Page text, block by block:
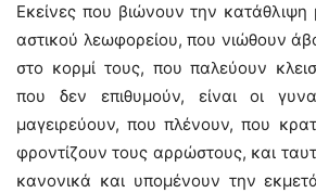
Εκείνες που βιώνουν την
αστικού λεωφορείου, που νιώθουν
στο κορμί τους, που παλεύουν
που δεν επιθυμούν, είναι οι
μαγειρεύουν, που πλένουν, που
φροντίζουν τους αρρώστους, και
κανονικά και υπομένουν την